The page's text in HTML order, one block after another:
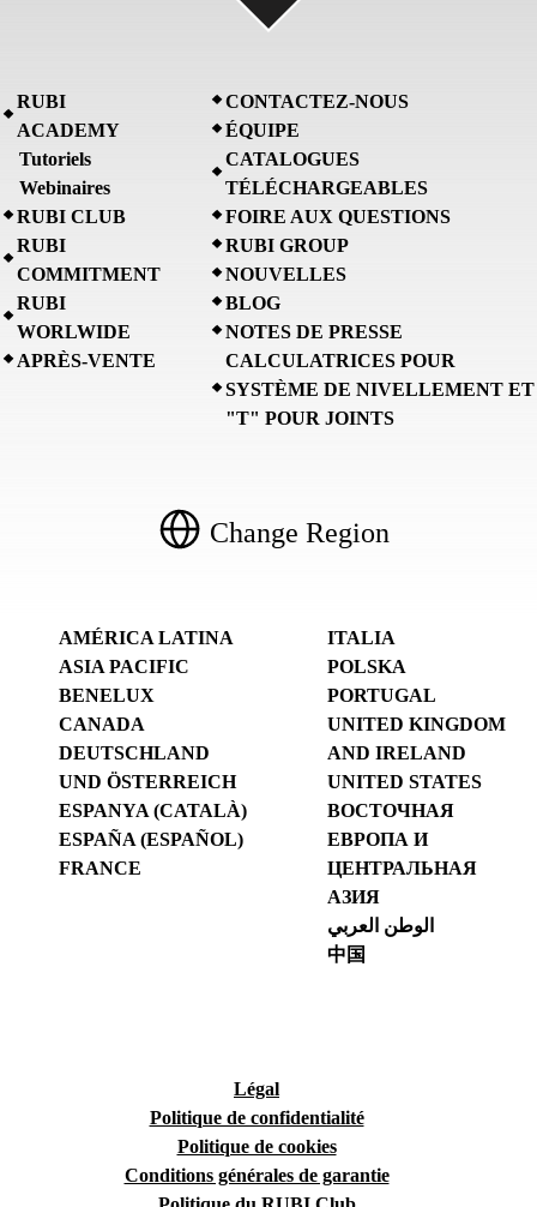
RUBI
ACADEMY
Tutoriels
Webinaires
RUBI CLUB
RUBI
COMMITMENT
RUBI
WORLWIDE
APRÈS-VENTE
CONTACTEZ-NOUS
ÉQUIPE
CATALOGUES
TÉLÉCHARGEABLES
FOIRE AUX QUESTIONS
RUBI GROUP
NOUVELLES
BLOG
NOTES DE PRESSE
CALCULATRICES POUR
SYSTÈME DE NIVELLEMENT ET
"T" POUR JOINTS
Change Region
AMÉRICA LATINA
ASIA PACIFIC
BENELUX
CANADA
DEUTSCHLAND
UND ÖSTERREICH
ESPANYA (CATALÀ)
ESPAÑA (ESPAÑOL)
FRANCE
ITALIA
POLSKA
PORTUGAL
UNITED KINGDOM
AND IRELAND
UNITED STATES
ВОСТОЧНАЯ
ЕВРОПА И
ЦЕНТРАЛЬНАЯ
АЗИЯ
الوطن العربي
中国
Légal
Politique de confidentialité
Politique de cookies
Conditions générales de garantie